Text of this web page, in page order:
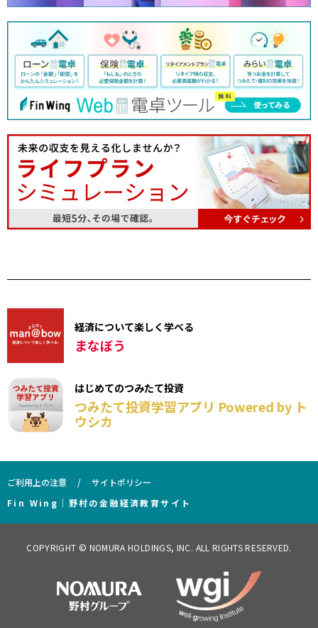
経済について楽しく学べる
まなぼう
はじめてのつみたて投資
つみたて投資学習アプリ Powered by ト
ウシカ
ご利用上の注意
サイトポリシー
Fin Wing｜野村の金融経済教育サイト
COPYRIGHT © NOMURA HOLDINGS, INC. ALL RIGHTS RESERVED.